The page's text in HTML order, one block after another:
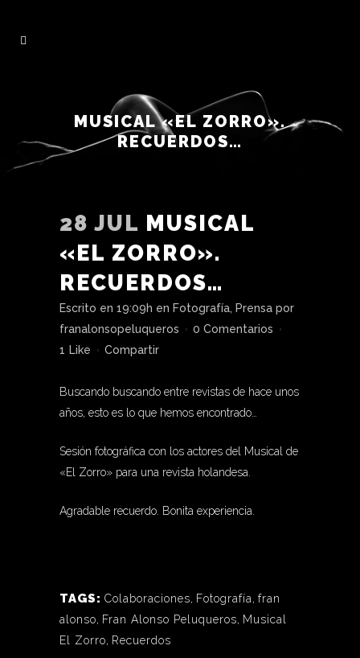
MUSICAL «EL ZORRO».
RECUERDOS…
28 JUL MUSICAL
«EL ZORRO».
RECUERDOS…
Escrito en 19:09h en Fotografía, Prensa por
franalonsopeluqueros
0 Comentarios
1 Like Compartir
Buscando buscando entre revistas de hace unos
años, esto es lo que hemos encontrado…
Sesión fotográfica con los actores del Musical de
«El Zorro» para una revista holandesa.
Agradable recuerdo. Bonita experiencia.
TAGS: Colaboraciones, Fotografía, fran
alonso, Fran Alonso Peluqueros, Musical
El Zorro, Recuerdos